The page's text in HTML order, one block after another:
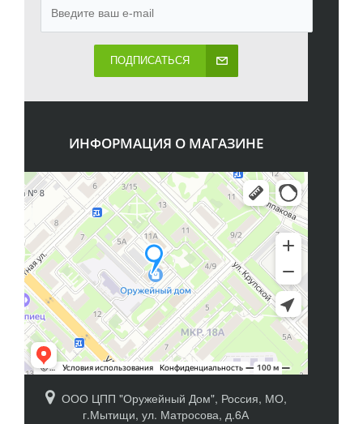
ПОДПИСАТЬСЯ
ИНФОРМАЦИЯ О МАГАЗИНЕ
ООО ЦПП "Оружейный Дом", Россия, МО,
г.Мытищи, ул. Матросова, д.6А